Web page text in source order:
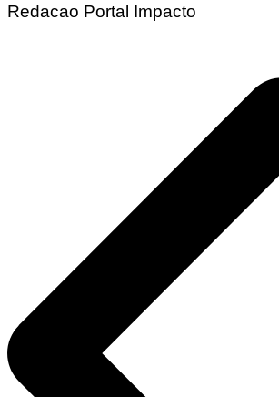
Redacao Portal Impacto